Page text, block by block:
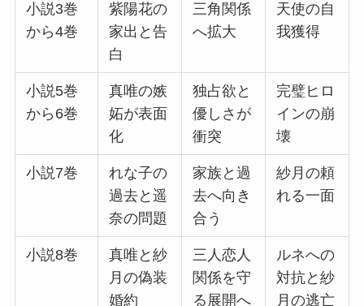
小説3巻
から4巻
紫陽花の
家出と告
白
三角関係
へ拡大
天使の自
我獲得
小説5巻
から6巻
真唯の嫉
妬が表面
化
独占欲と
優しさが
衝突
完璧ヒロ
インの崩
壊
小説7巻
れな子の
過去と遥
奈の問題
家族と過
去へ向き
合う
紗月の頼
れる一面
小説8巻
真唯と紗
月の偽装
婚約
三人恋人
関係を守
る展開へ
ルネへの
対抗と紗
月の逃亡